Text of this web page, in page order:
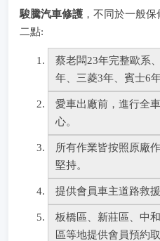
駿騰汽車修護 ，不同於一般
二點:
蔡老闆23年完整歐系
年、三菱3年、賓士6年
愛車出廠前，進行全
心。
所有作業皆按照原廠
堅持。
提供會員車主道路救
板橋區、新莊區、中
區等地提供會員預約